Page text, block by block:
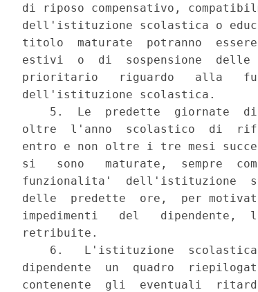
di riposo compensativo,
dell'istituzione scolastica o
titolo  maturate  potranno
estivi  o  di  sospensione
prioritario   riguardo   alla
dell'istituzione scolastica.
5.  Le  predette  giornate
oltre  l'anno  scolastico  di
entro e non oltre i tre mesi
si   sono   maturate,  sempre
funzionalita'  dell'istituzione
delle  predette  ore,  per
impedimenti   del   dipendente,
retribuite.
6.   L'istituzione
dipendente  un  quadro
contenente  gli  eventuali